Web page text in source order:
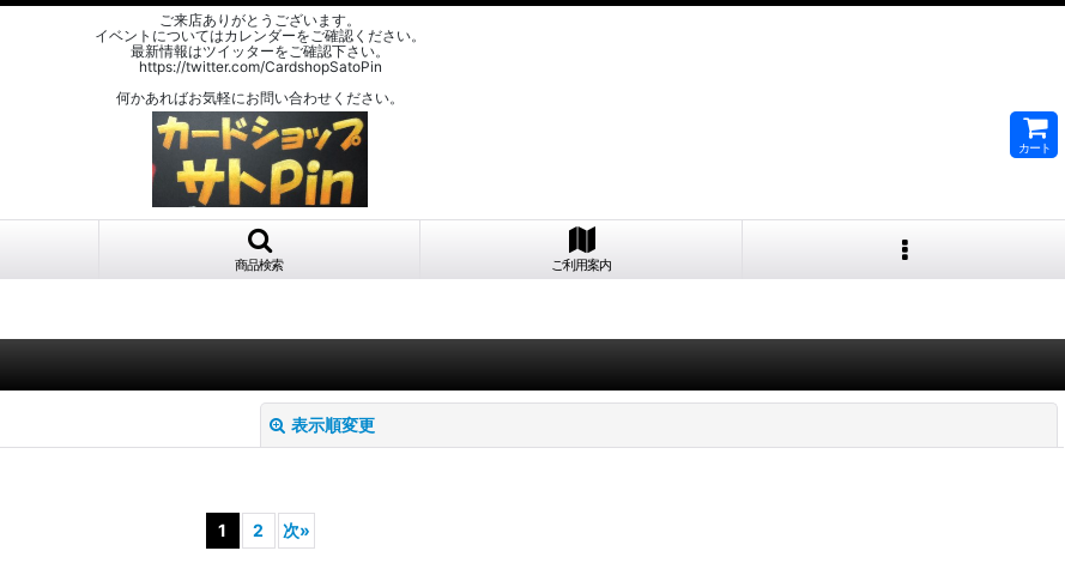
ご来店ありがとうございます。
イベントについてはカレンダーをご確認ください。
最新情報はツイッターをご確認下さい。
https://twitter.com/CardshopSatoPin
何かあればお気軽にお問い合わせください。
カート
商品検索 ご利用案内
表示順変更
1 2 次»